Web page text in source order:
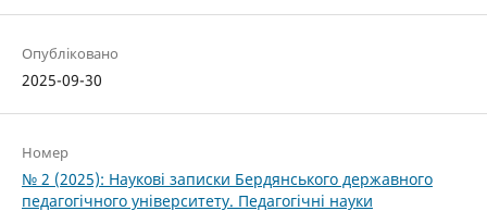
Опубліковано
2025-09-30
Номер
№ 2 (2025): Наукові записки Бердянського державного
педагогічного університету. Педагогічні науки